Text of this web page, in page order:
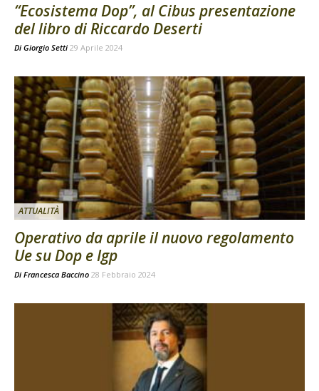
“Ecosistema Dop”, al Cibus presentazione
del libro di Riccardo Deserti
Di Giorgio Setti 29 Aprile 2024
ATTUALITÀ
Operativo da aprile il nuovo regolamento
Ue su Dop e Igp
Di Francesca Baccino 28 Febbraio 2024